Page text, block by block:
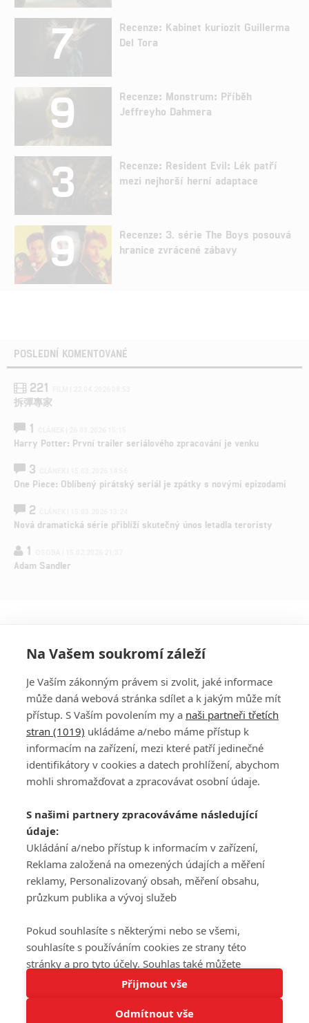
Tato stránka používá soubory cookies.
7
Recenze: Kabinet kuriozit Guillerma
Del Tora
9
Recenze: Monstrum: Příběh
Jeffreyho Dahmera
3
Recenze: Resident Evil: Lék patří
mezi nejhorší herní adaptace
9
Recenze: 3. série The Boys posouvá
hranice zvrácené zábavy
POSLEDNÍ KOMENTOVANÉ
221
拆彈專家
1
Harry Potter: První trailer seriálového zpracování je venku
3
One Piece: Oblíbený pirátský seriál je zpátky s novými epizodami
2
Nová dramatická série přiblíží skutečný únos letadla teroristy
1
Adam Sandler
PŘIHLÁSIT
REGISTROVAT
DISKUZE
Šéfredaktorkou webu jePetr Slavík, e-mailserialy@fandimefilmu.cz
Máte-li zájem o inzerci na našem webu napište nám na e-mail
studio@koncal.com
Ochrana osobních údajů|Zásady používání cookies |Pravidla webu
Upravit nastavení soukromí
© 2016 – 2026 FandimeSerialum.cz / All rights reserved /
Na Vašem soukromí záleží
Je Vaším zákonným právem si zvolit, jaké informace
může daná webová stránka sdílet a k jakým může mít
přístup. S Vaším povolením my a naši partneři třetích
stran (1019) ukládáme a/nebo máme přístup k
informacím na zařízení, mezi které patří jedinečné
identifikátory v cookies a datech prohlížení, abychom
mohli shromažďovat a zpracovávat osobní údaje.
S našimi partnery zpracováváme následující
údaje:
Ukládání a/nebo přístup k informacím v zařízení,
Reklama založená na omezených údajích a měření
reklamy, Personalizovaný obsah, měření obsahu,
průzkum publika a vývoj služeb
Pokud souhlasíte s některými nebo se všemi,
souhlasíte s používáním cookies ze strany této
stránky a pro tyto účely. Souhlas také můžete
odmítnout, ale v takovém případě vám na stránce
nebudou k dispozici některé personalizované funkce.
Vaše volby souhlasu se budou vztahovat pouze na
Přijmout vše
Odmítnout vše